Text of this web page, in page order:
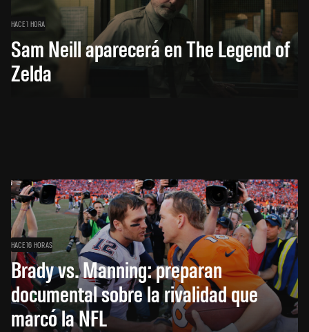
HACE 1 HORA
Sam Neill aparecerá en The Legend of
Zelda
HACE 16 HORAS
Brady vs. Manning: preparan
documental sobre la rivalidad que
marcó la NFL